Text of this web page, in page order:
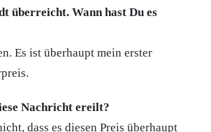
überreicht. Wann hast Du es
Es ist überhaupt mein erster
Nachricht ereilt?
dass es diesen Preis überhaupt